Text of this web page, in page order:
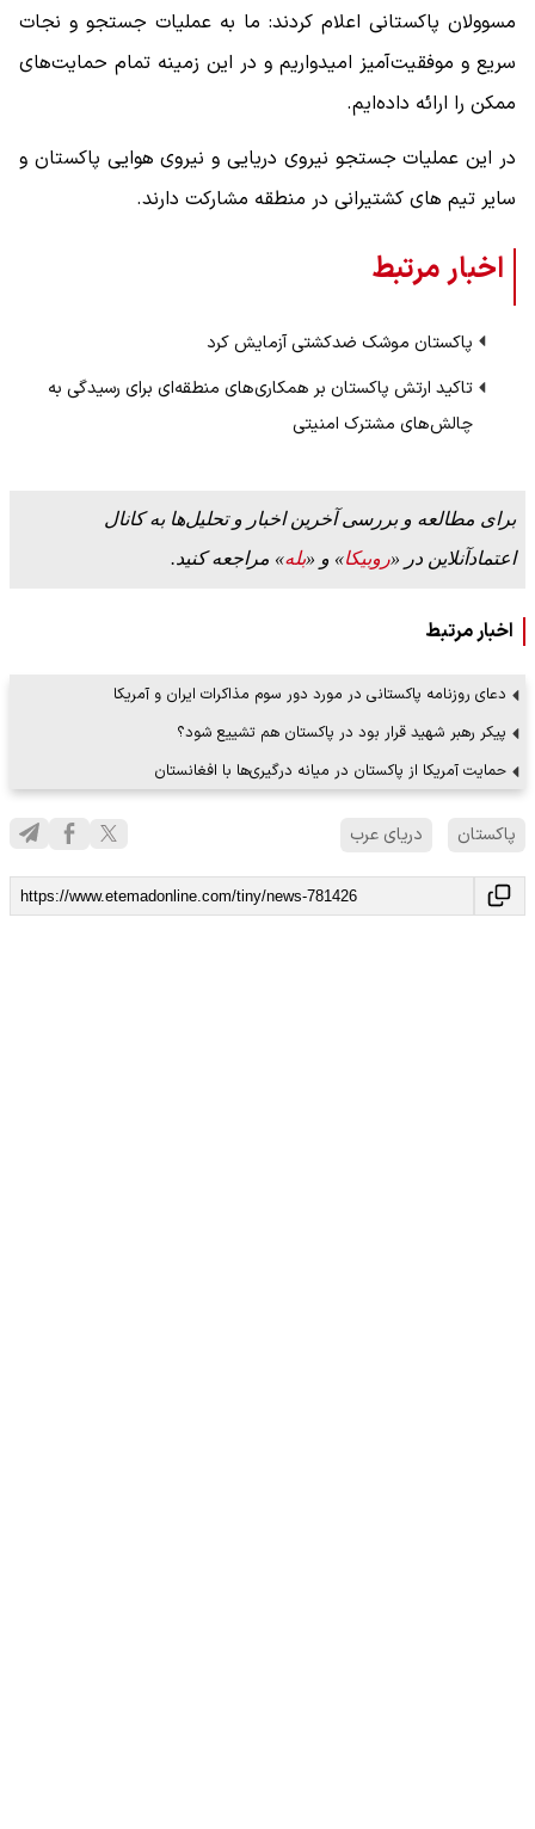
مسوولان پاکستانی اعلام کردند: ما به عملیات جستجو و نجات
سریع و موفقیت‌آمیز امیدواریم و در این زمینه تمام حمایت‌های
ممکن را ارائه داده‌ایم.
در این عملیات جستجو نیروی دریایی و نیروی هوایی پاکستان و
سایر تیم های کشتیرانی در منطقه مشارکت دارند.
اخبار مرتبط
پاکستان موشک‌ ضدکشتی آزمایش کرد
تاکید ارتش پاکستان بر همکاری‌های منطقه‌ای برای رسیدگی به
چالش‌های مشترک امنیتی
برای مطالعه و بررسی آخرین اخبار و تحلیل‌ها به کانال
اعتمادآنلاین در «روبیکا» و «بله» مراجعه کنید.
اخبار مرتبط
دعای روزنامه پاکستانی در مورد دور سوم مذاکرات ایران و آمریکا
پیکر رهبر شهید قرار بود در پاکستان هم تشییع شود؟
حمایت آمریکا از پاکستان در میانه درگیری‌ها با افغانستان
پاکستان دریای عرب